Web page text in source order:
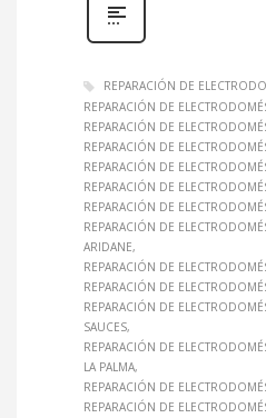
REPARACIÓN DE
REPARACIÓN DE
REPARACIÓN DE
REPARACIÓN DE
REPARACIÓN DE
REPARACIÓN DE
REPARACIÓN DE
REPARACIÓN DE
ARIDANE
REPARACIÓN DE
REPARACIÓN DE
REPARACIÓN DE
SAUCES
REPARACIÓN DE
LA PALMA
REPARACIÓN DE
REPARACIÓN DE